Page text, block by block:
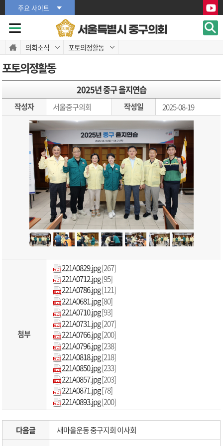
본문바로가기
본문바로가기
주요 사이트
서울특별시 중구의회
의회소식 포토의정활동
포토의정활동
2025년 중구 을지연습
작성자 서울중구의회 작성일 2025-08-19
첨부
221A0829.jpg[267]
221A0712.jpg[95]
221A0786.jpg[121]
221A0681.jpg[80]
221A0710.jpg[93]
221A0731.jpg[207]
221A0766.jpg[200]
221A0796.jpg[238]
221A0818.jpg[218]
221A0850.jpg[233]
221A0857.jpg[203]
221A0871.jpg[78]
221A0893.jpg[200]
다음글
새마을운동 중구지회 이사회